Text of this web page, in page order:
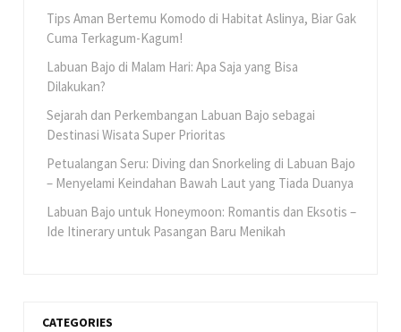
Tips Aman Bertemu Komodo di Habitat Aslinya, Biar Gak
Cuma Terkagum-Kagum!
Labuan Bajo di Malam Hari: Apa Saja yang Bisa
Dilakukan?
Sejarah dan Perkembangan Labuan Bajo sebagai
Destinasi Wisata Super Prioritas
Petualangan Seru: Diving dan Snorkeling di Labuan Bajo
– Menyelami Keindahan Bawah Laut yang Tiada Duanya
Labuan Bajo untuk Honeymoon: Romantis dan Eksotis –
Ide Itinerary untuk Pasangan Baru Menikah
CATEGORIES